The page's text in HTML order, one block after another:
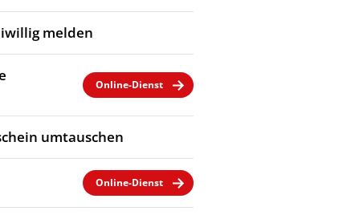
melden
Online-Dienst
umtauschen
Online-Dienst